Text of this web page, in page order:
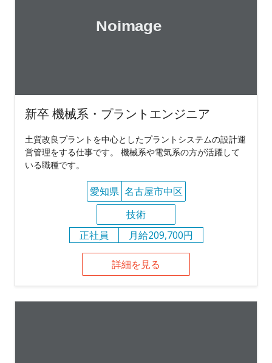
新卒 機械系・プラントエンジニア
土質改良プラントを中心としたプラントシステムの設計運
営管理をする仕事です。 機械系や電気系の方が活躍して
いる職種です。
愛知県 名古屋市中区
技術
正社員
月給209,700円
詳細を見る